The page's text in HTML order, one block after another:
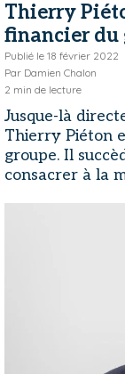
Thierry
financier du
Publié le 18 février 2022
Par Damien Chalon
2 min de lecture
Jusque-là
Thierry Piéton
groupe. Il
consacrer à la